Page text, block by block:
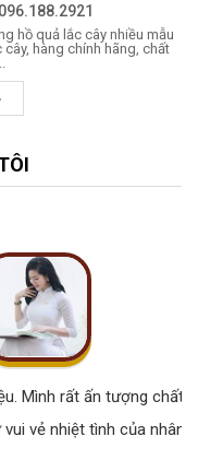
hồ quả lắc cây nhiều mẫu
hàng chính hãng, chất
Mình rất ấn tượng chất
vẻ nhiệt tình của nhân